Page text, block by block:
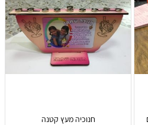
חנוכיה מעץ קטנה